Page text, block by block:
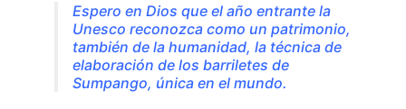
Espero en Dios que el año entrante la
Unesco reconozca como un patrimonio,
también de la humanidad, la técnica de
elaboración de los barriletes de
Sumpango, única en el mundo.